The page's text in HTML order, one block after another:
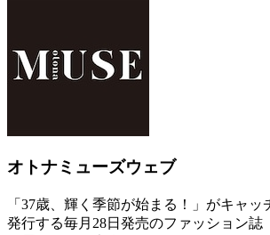
オトナミューズウェブ
「37歳、輝く季節が始まる！」がキャ
発行する毎月28日発売のファッション誌